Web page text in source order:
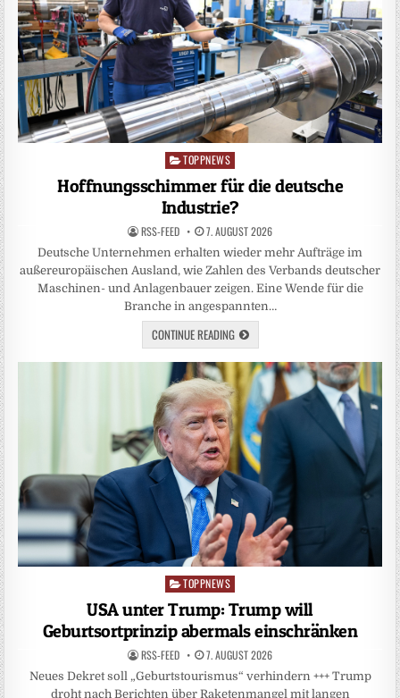
Posted
in
TOPPNEWS
Hoffnungsschimmer für die deutsche
Industrie?
RSS-FEED 7. AUGUST 2026
Deutsche Unternehmen erhalten wieder mehr Aufträge im
außereuropäischen Ausland, wie Zahlen des Verbands deutscher
Maschinen- und Anlagenbauer zeigen. Eine Wende für die
Branche in angespannten…
CONTINUE READING
Posted
in
TOPPNEWS
USA unter Trump: Trump will
Geburtsortprinzip abermals einschränken
RSS-FEED 7. AUGUST 2026
Neues Dekret soll „Geburtstourismus“ verhindern +++ Trump
droht nach Berichten über Raketenmangel mit langen